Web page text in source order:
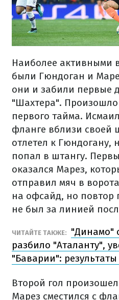
Наиболее активными
были Гюндоган и
они и забили первые
"Шахтера". Произошло
первого тайма.
фланге вблизи своей
отлетел к Гюндогану,
попал в штангу.
оказался Марез,
отправил мяч в
на офсайд, но повтор
не был за линией
ЧИТАЙТЕ ТАКЖЕ:
"Динамо"
разбило "Аталанту",
"Баварии":
Второй гол
Марез сместился с